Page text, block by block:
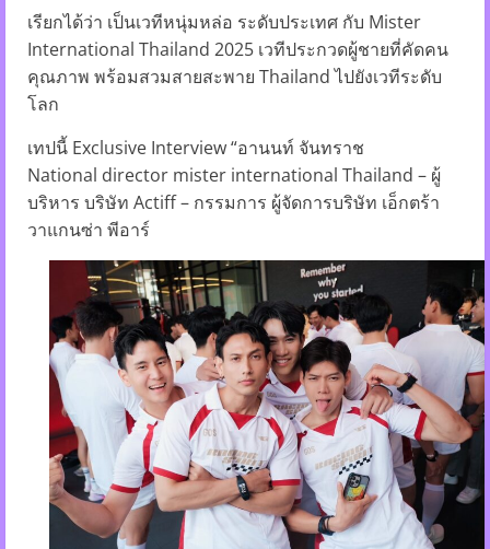
เรียกได้ว่า เป็นเวทีหนุ่มหล่อ ระดับประเทศ กับ Mister
International Thailand 2025 เวทีประกวดผู้ชายที่คัดคน
คุณภาพ พร้อมสวมสายสะพาย Thailand ไปยังเวทีระดับ
โลก
เทปนี้ Exclusive Interview “อานนท์ จันทราช
National director mister international Thailand – ผู้
บริหาร บริษัท Actiff – กรรมการ ผู้จัดการบริษัท เอ็กตร้า
วาแกนซ่า พีอาร์